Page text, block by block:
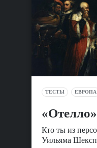
ТЕСТЫ ЕВРОПА
«Отелло»
Кто ты из
Уильяма